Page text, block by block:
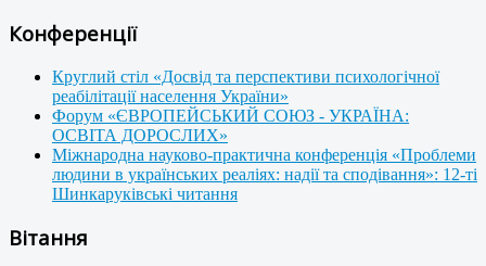
Конференції
Круглий стіл «Досвід та перспективи психологічної
реабілітації населення України»
Форум «ЄВРОПЕЙСЬКИЙ СОЮЗ - УКРАЇНА:
ОСВІТА ДОРОСЛИХ»
Міжнародна науково-практична конференція «Проблеми
людини в українських реаліях: надії та сподівання»: 12-ті
Шинкаруківські читання
Вітання